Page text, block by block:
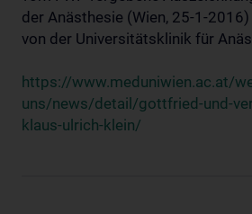
der Anästhesie (Wien, 25-1-
von der Universitätsklinik für
https://www.meduniwien.ac.at/
uns/news/detail/gottfried-und-
klaus-ulrich-klein/